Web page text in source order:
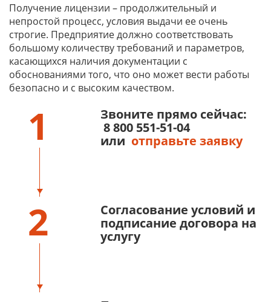
Получение лицензии – продолжительный и
непростой процесс, условия выдачи ее очень
строгие. Предприятие должно соответствовать
большому количеству требований и параметров,
касающихся наличия документации с
обоснованиями того, что оно может вести работы
безопасно и с высоким качеством.
1
Звоните прямо сейчас:
8 800 551-51-04
или отправьте заявку
2
Согласование условий и
подписание договора на
услугу